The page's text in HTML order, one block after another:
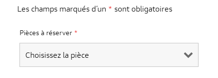
Les champs marqués d’un * sont obligatoires
Pièces à réserver *
pendant votre
visite. Si vous
certaines
disparaîtront